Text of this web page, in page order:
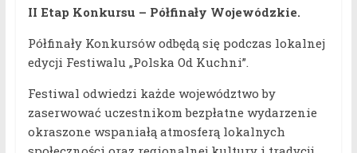
II Etap Konkursu – Półfinały Wojewódzkie.
Półfinały Konkursów odbędą się podczas lokalnej
edycji Festiwalu „Polska Od Kuchni”.
Festiwal odwiedzi każde województwo by
zaserwować uczestnikom bezpłatne wydarzenie
okraszone wspaniałą atmosferą lokalnych